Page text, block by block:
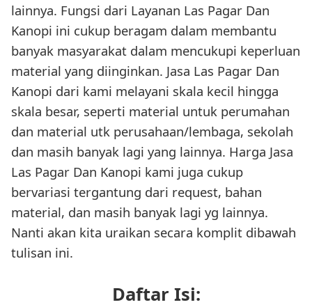
lainnya. Fungsi dari Layanan Las Pagar Dan
Kanopi ini cukup beragam dalam membantu
banyak masyarakat dalam mencukupi keperluan
material yang diinginkan. Jasa Las Pagar Dan
Kanopi dari kami melayani skala kecil hingga
skala besar, seperti material untuk perumahan
dan material utk perusahaan/lembaga, sekolah
dan masih banyak lagi yang lainnya. Harga Jasa
Las Pagar Dan Kanopi kami juga cukup
bervariasi tergantung dari request, bahan
material, dan masih banyak lagi yg lainnya.
Nanti akan kita uraikan secara komplit dibawah
tulisan ini.
Daftar Isi: